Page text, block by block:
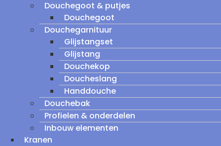
Douchegoot & putjes
Douchegoot
Douchegarnituur
Glijstangset
Glijstang
Douchekop
Doucheslang
Handdouche
Douchebak
Profielen & onderdelen
Inbouw elementen
Kranen